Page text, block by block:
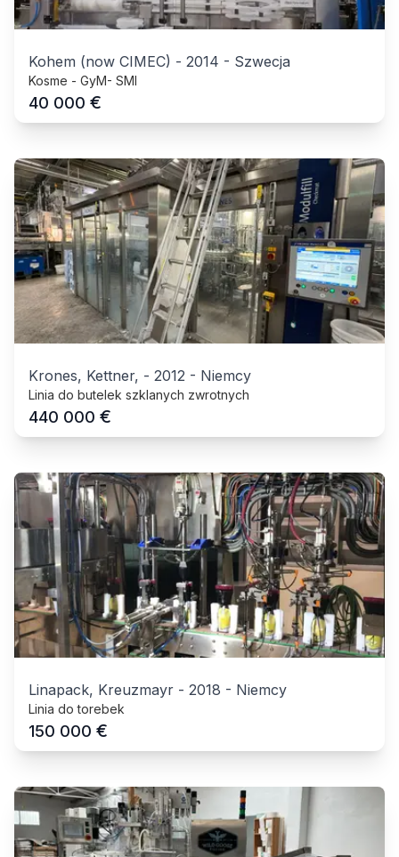
Kohem (now CIMEC) - 2014 - Szwecja
Kosme - GyM- SMI
40 000 €
Krones, Kettner, - 2012 - Niemcy
Linia do butelek szklanych zwrotnych
440 000 €
Linapack, Kreuzmayr - 2018 - Niemcy
Linia do torebek
150 000 €